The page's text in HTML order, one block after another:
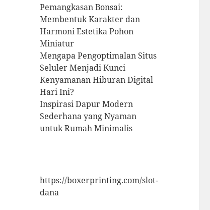
Pemangkasan Bonsai:
Membentuk Karakter dan
Harmoni Estetika Pohon
Miniatur
Mengapa Pengoptimalan Situs
Seluler Menjadi Kunci
Kenyamanan Hiburan Digital
Hari Ini?
Inspirasi Dapur Modern
Sederhana yang Nyaman
untuk Rumah Minimalis
https://boxerprinting.com/slot-
dana